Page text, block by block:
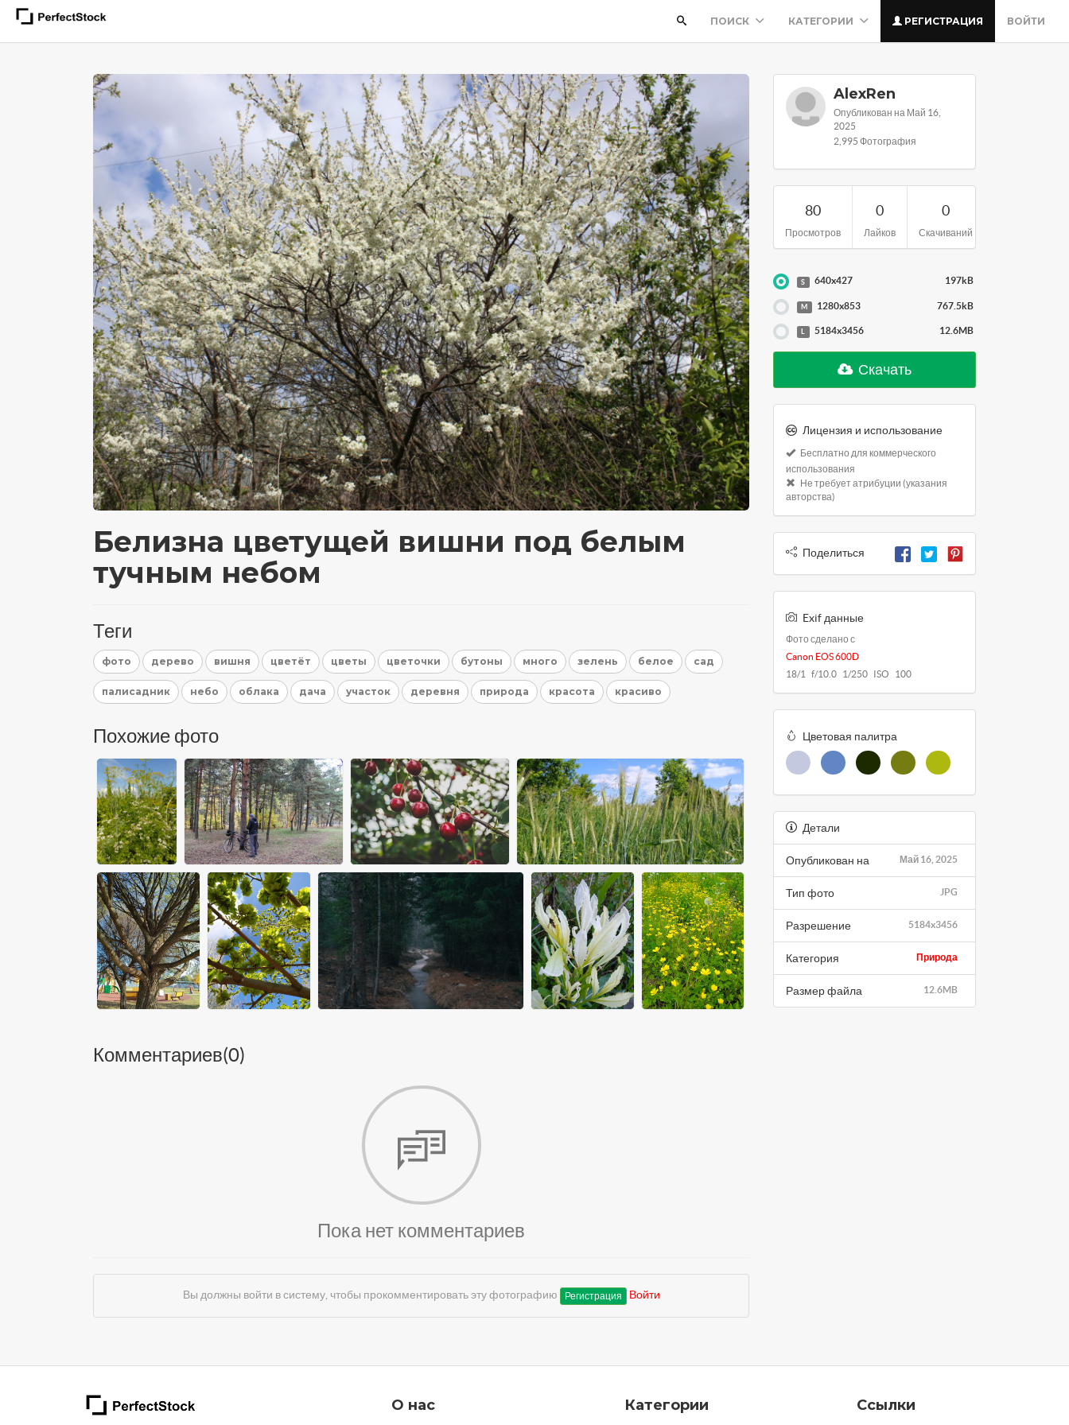
ПОИСК КАТЕГОРИИ РЕГИСТРАЦИЯ ВОЙТИ
Белизна цветущей вишни под белым
тучным небом
Теги
фото дерево вишня цветёт цветы цветочки бутоны много зелень белое сад
палисадник небо облака дача участок деревня природа красота красиво
Похожие фото
Комментариев(0)
Пока нет комментариев
Вы должны войти в систему, чтобы прокомментировать эту фотографию Регистрация Войти
AlexRen
Опубликован на Май 16,
2025
2,995 Фотография
80
Просмотров
0
Лайков
0
Скачиваний
S 640x427 197kB
M 1280x853 767.5kB
L 5184x3456 12.6MB
Скачать
Лицензия и использование
Бесплатно для коммерческого
использования
Не требует атрибуции (указания
авторства)
Поделиться
Exif данные
Фото сделано с
Canon EOS 600D
18/1 f/10.0 1/250 ISO 100
Цветовая палитра
Детали
Май 16, 2025
Опубликован на
JPG
Тип фото
5184x3456
Разрешение
Природа
Категория
12.6MB
Размер файла
О нас Категории Ссылки